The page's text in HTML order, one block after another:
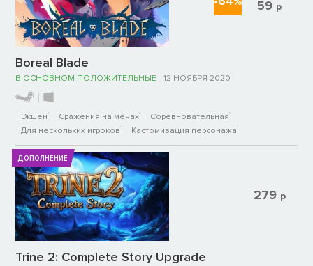
Boreal Blade
В ОСНОВНОМ ПОЛОЖИТЕЛЬНЫЕ 12 НОЯБРЯ 2020
Экшен Сражения на мечах
Соревновательная
Для нескольких игроков
Кастомизация персонажа
59 р
ДОПОЛНЕНИЕ
Trine 2: Complete Story Upgrade
279 р